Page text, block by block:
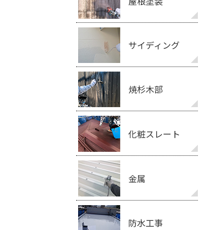
サイディング
焼杉木部
化粧スレート
金属
防水工事